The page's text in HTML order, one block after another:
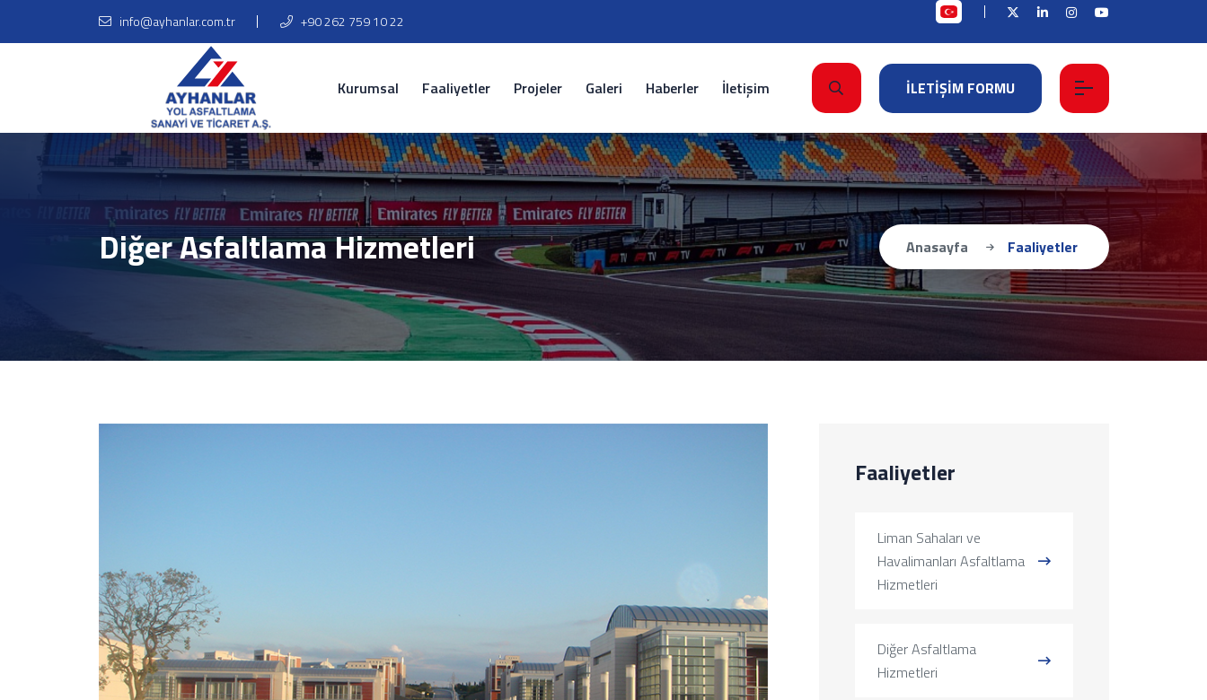
info@ayhanlar.com.tr +90 262 759 10 22
Kurumsal Faaliyetler Projeler Galeri Haberler İletişim İLETİŞİM FORMU
Diğer Asfaltlama Hizmetleri Anasayfa Faaliyetler
Faaliyetler
Liman Sahaları ve
Havalimanları Asfaltlama
Hizmetleri
Diğer Asfaltlama
Hizmetleri